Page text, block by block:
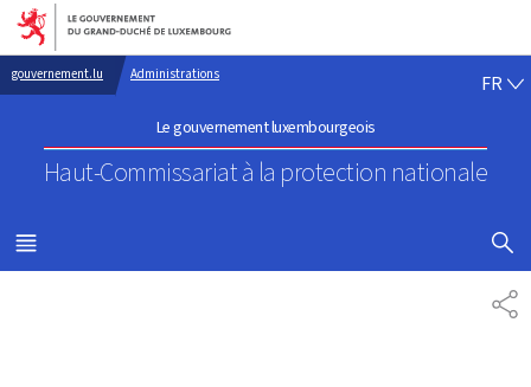
Aller au menu principal
Aller au contenu
gouvernement.lu Administrations
Le gouvernement luxembourgeois
Haut-Commissariat à la protection nationale
FR
MENU
PRINCIPAL